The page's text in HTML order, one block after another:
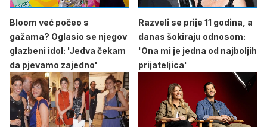
Bloom već počeo s
gažama? Oglasio se njegov
glazbeni idol: 'Jedva čekam
da pjevamo zajedno'
Razveli se prije 11 godina, a
danas šokiraju odnosom:
'Ona mi je jedna od najboljih
prijateljica'